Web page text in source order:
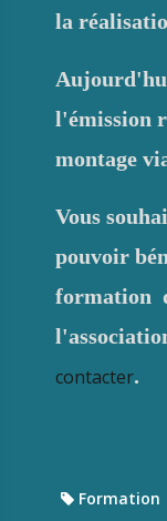
la
l'émission
montage
Vous
pouvoir
formation
contacter.
Formation